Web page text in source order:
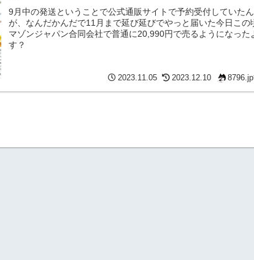
9月中の発送ということで公式通販サイトで予約受付していた
が、なんだかんだで11月まで延び延びでやっと届いた今日この
マゾンジャパン合同会社で普通に20,990円で売るようになった
す？
2023.11.05 2023.12.10